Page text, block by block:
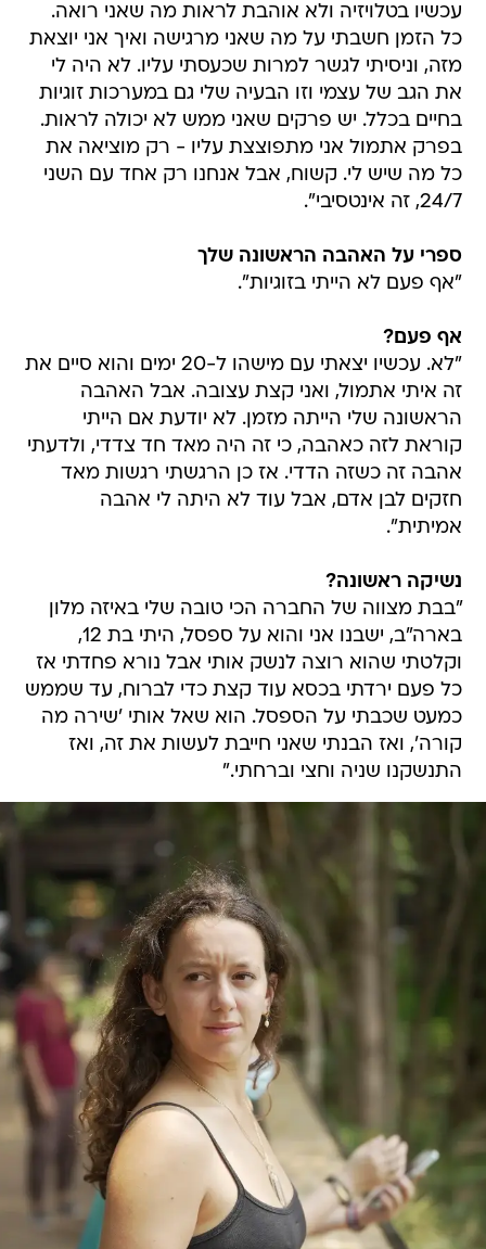
עכשיו בטלויזיה ולא אוהבת לראות מה שאני רואה.
כל הזמן חשבתי על מה שאני מרגישה ואיך אני יוצאת
מזה, וניסיתי לגשר למרות שכעסתי עליו. לא היה לי
את הגב של עצמי וזו הבעיה שלי גם במערכות זוגיות
בחיים בכלל. יש פרקים שאני ממש לא יכולה לראות.
בפרק אתמול אני מתפוצצת עליו - רק מוציאה את
כל מה שיש לי. קשוח, אבל אנחנו רק אחד עם השני
24/7, זה אינטסיבי".
ספרי על האהבה הראשונה שלך
"אף פעם לא הייתי בזוגיות".
אף פעם?
"לא. עכשיו יצאתי עם מישהו ל-20 ימים והוא סיים את
זה איתי אתמול, ואני קצת עצובה. אבל האהבה
הראשונה שלי הייתה מזמן. לא יודעת אם הייתי
קוראת לזה כאהבה, כי זה היה מאד חד צדדי, ולדעתי
אהבה זה כשזה הדדי. אז כן הרגשתי רגשות מאד
חזקים לבן אדם, אבל עוד לא היתה לי אהבה
אמיתית".
נשיקה ראשונה?
"בבת מצווה של החברה הכי טובה שלי באיזה מלון
בארה"ב, ישבנו אני והוא על ספסל, היתי בת 12,
וקלטתי שהוא רוצה לנשק אותי אבל נורא פחדתי אז
כל פעם ירדתי בכסא עוד קצת כדי לברוח, עד שממש
כמעט שכבתי על הספסל. הוא שאל אותי 'שירה מה
קורה', ואז הבנתי שאני חייבת לעשות את זה, ואז
התנשקנו שניה וחצי וברחתי."